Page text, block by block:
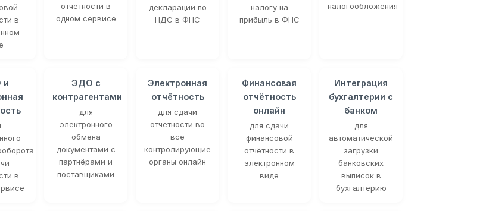
в
отчётности в
одном сервисе
декларации по
НДС в ФНС
налогу на
прибыль в ФНС
налогообложения
и
в
ЭДО с
контрагентами
для
электронного
обмена
документами с
партнёрами и
поставщиками
Электронная
отчётность
для сдачи
отчётности во
все
контролирующие
органы онлайн
Финансовая
отчётность
онлайн
для сдачи
финансовой
отчётности в
электронном
виде
Интеграция
бухгалтерии с
банком
для
автоматической
загрузки
банковских
выписок в
бухгалтерию